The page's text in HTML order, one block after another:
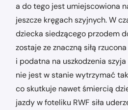
a do tego jest umiejscowiona
jeszcze kręgach szyjnych. W
dziecka siedzącego przodem
zostaje ze znaczną siłą
i podatna na uszkodzenia szyja
nie jest w stanie wytrzymać
co skutkuje nawet śmiercią
jazdy w foteliku RWF siła